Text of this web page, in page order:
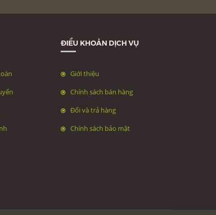
ĐIỀU KHOẢN DỊCH VỤ
Giới thiệu
Chính sách bán hàng
Đổi và trả hàng
Chính sách bảo mật